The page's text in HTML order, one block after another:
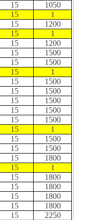
15
1050
15 1
15
1200
15
1
15 1200
15
1500
15
1500
15
1
15
1500
15
1500
15
1500
15 1500
15
1500
15
1
15
1500
15 1500
15
1800
15
1
15
1800
15
1800
15
1800
15 1800
15
2250